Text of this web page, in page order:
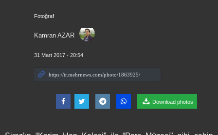
Fotoğraf
Kamran AZAR
31 Mart 2017 - 20:54
Download photos